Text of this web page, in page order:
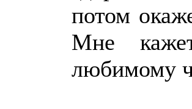
потом
Мне
любимому